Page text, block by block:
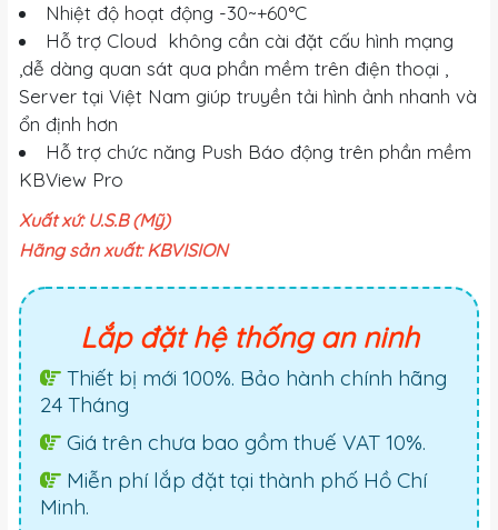
Nhiệt độ hoạt động -30~+60°C
Hỗ trợ Cloud không cần cài đặt cấu hình mạng
,dễ dàng quan sát qua phần mềm trên điện thoại ,
Server tại Việt Nam giúp truyền tải hình ảnh nhanh và
ổn định hơn
Hỗ trợ chức năng Push Báo động trên phần mềm
KBView Pro
Xuất xứ: U.S.B (Mỹ)
Hãng sản xuất: KBVISION
Lắp đặt hệ thống an ninh
Thiết bị mới 100%. Bảo hành chính hãng
24 Tháng
Giá trên chưa bao gồm thuế VAT 10%.
Miễn phí lắp đặt tại thành phố Hồ Chí
Minh.